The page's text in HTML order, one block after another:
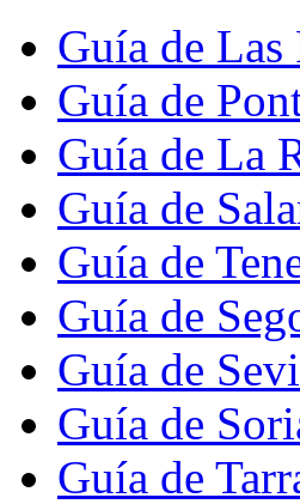
Guía de Las
Guía de
Guía de La
Guía de
Guía de
Guía de
Guía de
Guía de
Guía de